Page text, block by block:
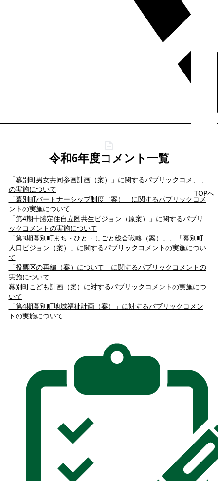
TOPへ
令和6年度コメント一覧
「幕別町男女共同参画計画（案）」に関するパブリックコメント
の実施について
「幕別町パートナーシップ制度（案）」に関するパブリックコメ
ントの実施について
「第4期十勝定住自立圏共生ビジョン（原案）」に関するパブリ
ックコメントの実施について
「第3期幕別町まち・ひと・しごと総合戦略（案）」、「幕別町
人口ビジョン（案）」に関するパブリックコメントの実施につい
て
「投票区の再編（案）について」に関するパブリックコメントの
実施について
幕別町こども計画（案）に対するパブリックコメントの実施につ
いて
「第4期幕別町地域福祉計画（案）」に対するパブリックコメン
トの実施について